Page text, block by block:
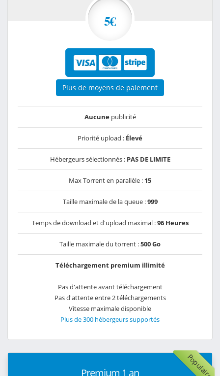
5€
Plus de moyens de paiement
Aucunepublicité
Priorité upload : Élevé
Hébergeurs sélectionnés : PAS DE LIMITE
Max Torrent en parallèle : 15
Taille maximale de la queue :999
Temps de download et d'upload maximal :96 Heures
Taille maximale du torrent :500 Go
Téléchargement premium illimité
Pas d'attente avant téléchargement
Pas d'attente entre 2 téléchargements
Vitesse maximale disponible
Plus de 300 hébergeurs supportés
Populaire
Premium 1 an